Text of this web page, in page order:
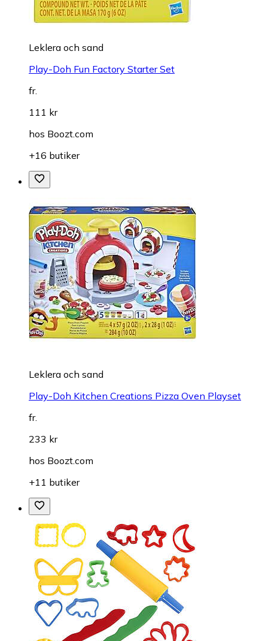
Leklera och sand
Play-Doh Fun Factory Starter Set
fr.
111 kr
hos Boozt.com
+16 butiker
Leklera och sand
Play-Doh Kitchen Creations Pizza Oven Playset
fr.
233 kr
hos Boozt.com
+11 butiker